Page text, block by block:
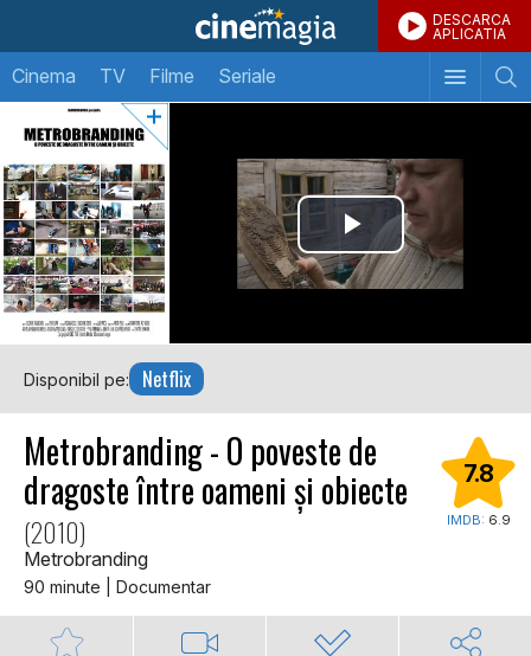
DESCARCA
APLICATIA
Cinema TV Filme Seriale
Disponibil pe: Netflix
Metrobranding - O poveste de
dragoste între oameni și obiecte
(2010)
Metrobranding
90 minute | Documentar
7.8
IMDB: 6.9